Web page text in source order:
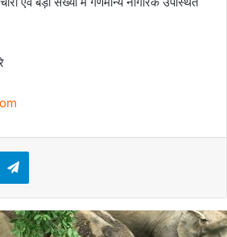
Telegram